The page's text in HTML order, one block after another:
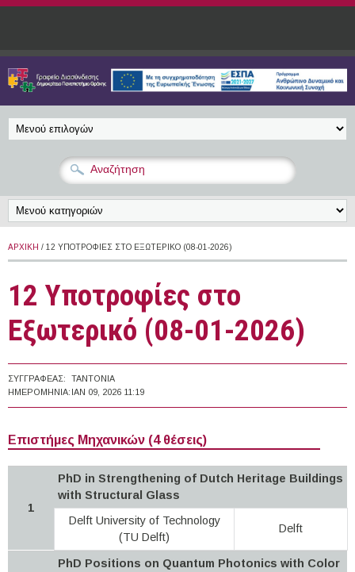
Παράκαμψη προς το κυρίως περιεχόμενο
ΑΡΧΙΚΉ / 12 ΥΠΟΤΡΟΦΊΕΣ ΣΤΟ ΕΞΩΤΕΡΙΚΌ (08-01-2026)
12 Υποτροφίες στο
Εξωτερικό (08-01-2026)
ΣΥΓΓΡΑΦΈΑΣ:
TANTONIA
ΗΜΕΡΟΜΗΝΊΑ: ΙΑΝ 09, 2026 11:19
Επιστήμες Μηχανικών (4 θέσεις)
1
PhD in Strengthening of Dutch Heritage Buildings
with Structural Glass
Delft University of Technology
(TU Delft)
Delft
PhD Positions on Quantum Photonics with Color